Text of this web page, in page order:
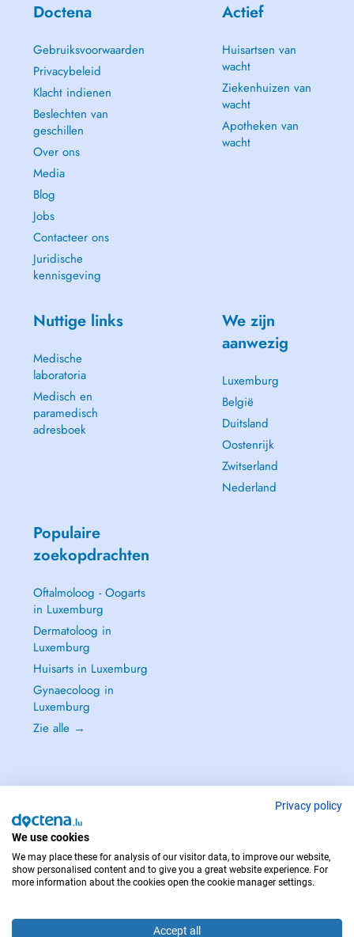
Doctena
Gebruiksvoorwaarden
Privacybeleid
Klacht indienen
Beslechten van
geschillen
Over ons
Media
Blog
Jobs
Contacteer ons
Juridische
kennisgeving
Actief
Huisartsen van
wacht
Ziekenhuizen van
wacht
Apotheken van
wacht
Nuttige links
Medische
laboratoria
Medisch en
paramedisch
adresboek
We zijn
aanwezig
Luxemburg
België
Duitsland
Oostenrijk
Zwitserland
Nederland
Populaire
zoekopdrachten
Oftalmoloog - Oogarts
in Luxemburg
Dermatoloog in
Luxemburg
Huisarts in Luxemburg
Gynaecoloog in
Luxemburg
Zie alle →
NEEM IN GEVAL VAN NOOD CONTACT OP MET : 112
Copyright © 2026 - DOCTENA S.A. 42, Rue de la Vallée, L-2661 Luxembourg
Privacy policy
We use cookies
We may place these for analysis of our visitor data, to improve our website,
show personalised content and to give you a great website experience. For
more information about the cookies open the cookie manager settings.
Accept all